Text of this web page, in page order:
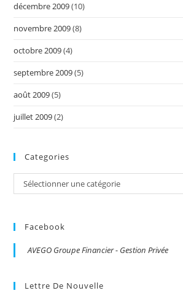
décembre 2009(10)
novembre 2009(8)
octobre 2009(4)
septembre 2009(5)
août 2009(5)
juillet 2009(2)
Categories
Categories
Sélectionner une catégorie
Facebook
AVEGO Groupe Financier - Gestion Privée
Lettre De Nouvelle